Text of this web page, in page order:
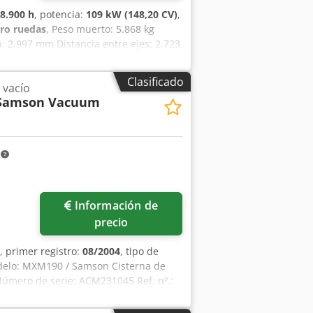
2016 Peso bruto vehicular (PBV):
CE: sí Estado técnico: muy bueno
en contacto con Gerrit Haverhoek
8.900 h, potencia: 109 kW (148,20 CV),
ruedas, Peso muerto: 5.868 kg
2.997 mm Distancia entre ejes: 2.723
Número de cilindros: 6 Cilindrada:
Clasificado
Vacuum
precio
, primer registro: 08/2004, tipo de
MXM190 / Samson Cisterna de
de serie: ACM231045 Ref. nº.:
total 19+6 Depósito de
Frenos: Frenos de disco en baño de